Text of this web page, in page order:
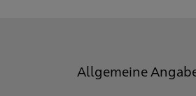
Allgemeine